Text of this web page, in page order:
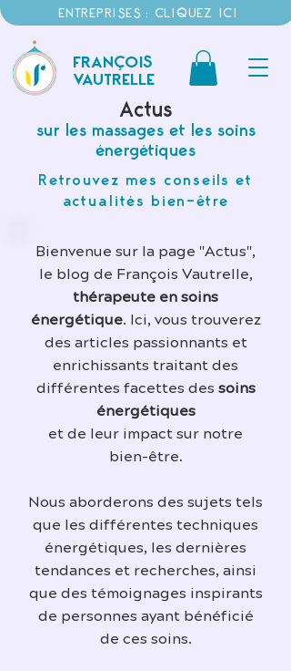
ENTREPRISES : CLIQUEZ ICI
FRANÇOIS
VAUTRELLE
Actus
sur les massages et les soins
énergétiques
Retrouvez mes conseils et
actualités bien-être
Bienvenue sur la page "Actus",
le blog de François Vautrelle,
thérapeute en soins
énergétique. Ici, vous trouverez
des articles passionnants et
enrichissants traitant des
différentes facettes des soins
énergétiques
et de leur impact sur notre
bien-être.
Nous aborderons des sujets tels
que les différentes techniques
énergétiques, les dernières
tendances et recherches, ainsi
que des témoignages inspirants
de personnes ayant bénéficié
de ces soins.